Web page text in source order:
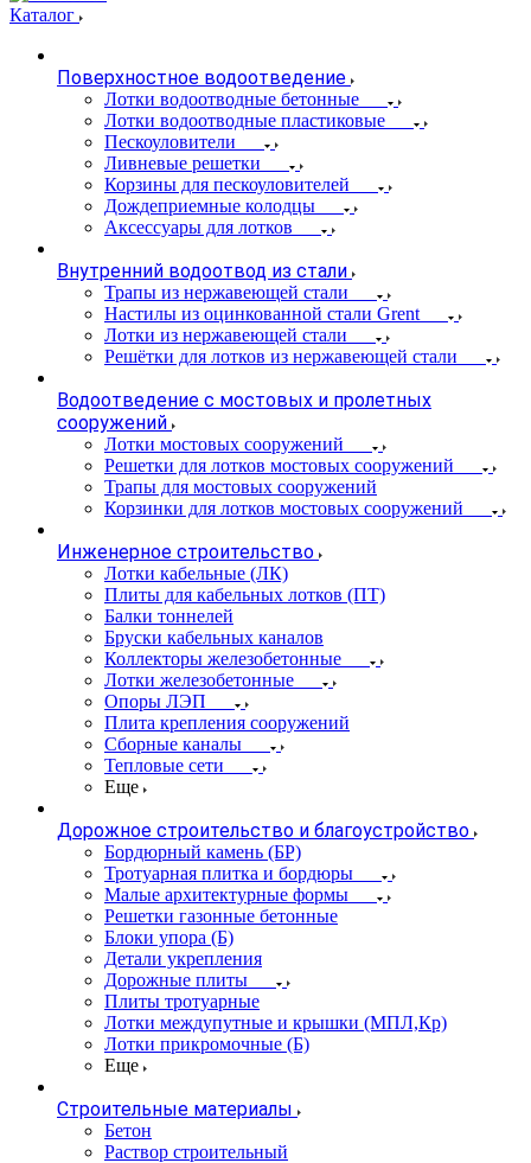
Каталог
Поверхностное водоотведение
Лотки водоотводные бетонные
Лотки водоотводные пластиковые
Пескоуловители
Ливневые решетки
Корзины для пескоуловителей
Дождеприемные колодцы
Аксессуары для лотков
Внутренний водоотвод из стали
Трапы из нержавеющей стали
Настилы из оцинкованной стали Grent
Лотки из нержавеющей стали
Решётки для лотков из нержавеющей стали
Водоотведение с мостовых и пролетных
сооружений
Лотки мостовых сооружений
Решетки для лотков мостовых сооружений
Трапы для мостовых сооружений
Корзинки для лотков мостовых сооружений
Инженерное строительство
Лотки кабельные (ЛК)
Плиты для кабельных лотков (ПТ)
Балки тоннелей
Бруски кабельных каналов
Коллекторы железобетонные
Лотки железобетонные
Опоры ЛЭП
Плита крепления сооружений
Сборные каналы
Тепловые сети
Еще
Дорожное строительство и благоустройство
Бордюрный камень (БР)
Тротуарная плитка и бордюры
Малые архитектурные формы
Решетки газонные бетонные
Блоки упора (Б)
Детали укрепления
Дорожные плиты
Плиты тротуарные
Лотки междупутные и крышки (МПЛ,Кр)
Лотки прикромочные (Б)
Еще
Строительные материалы
Бетон
Раствор строительный